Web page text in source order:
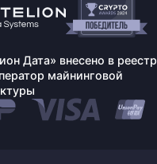
Дата» внесено в реестр
майнинговой